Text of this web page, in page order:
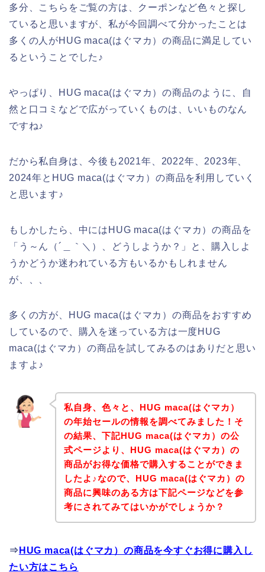
多分、こちらをご覧の方は、クーポンなど色々と探し
ていると思いますが、私が今回調べて分かったことは
多くの人がHUG maca(はぐマカ）の商品に満足してい
るということでした♪
やっぱり、HUG maca(はぐマカ）の商品のように、自
然と口コミなどで広がっていくものは、いいものなん
ですね♪
だから私自身は、今後も2021年、2022年、2023年、
2024年とHUG maca(はぐマカ）の商品を利用していく
と思います♪
もしかしたら、中にはHUG maca(はぐマカ）の商品を
「う～ん（´＿｀＼）、どうしようか？」と、購入しよ
うかどうか迷われている方もいるかもしれません
が、、、
多くの方が、HUG maca(はぐマカ）の商品をおすすめ
しているので、購入を迷っている方は一度HUG
maca(はぐマカ）の商品を試してみるのはありだと思い
ますよ♪
私自身、色々と、HUG maca(はぐマカ）
の年始セールの情報を調べてみました！そ
の結果、下記HUG maca(はぐマカ）の公
式ページより、HUG maca(はぐマカ）の
商品がお得な価格で購入することができま
したよ♪なので、HUG maca(はぐマカ）の
商品に興味のある方は下記ページなどを参
考にされてみてはいかがでしょうか？
⇒ HUG maca(はぐマカ）の商品を今すぐお得に購入し
たい方はこちら